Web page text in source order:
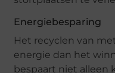
Energiebesparing
Het recyclen van
energie dan het
bespaart niet alleen